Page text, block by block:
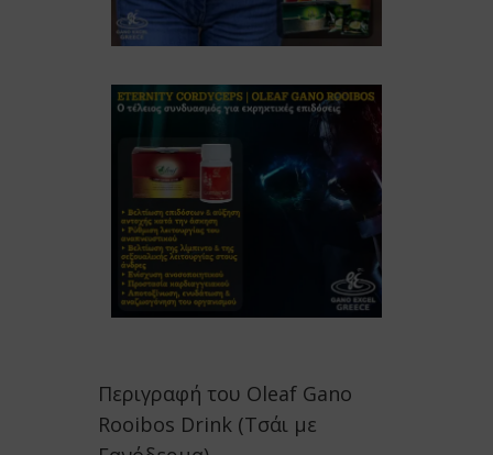
Περιγραφή του Oleaf Gano
Rooibos Drink (Τσάι με